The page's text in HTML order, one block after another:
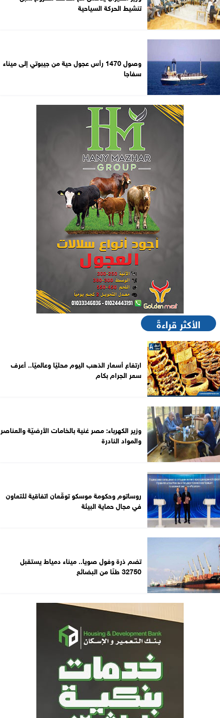
تنشيط الحركة السياحية
وصول 1470 رأس عجول حية من جيبوتي إلى ميناء
سفاجا
الأكثر قراءةً
ارتفاع أسعار الذهب اليوم محليًا وعالميًا.. أعرف
سعر الجرام بكام
وزير الكهرباء: مصر غنية بالخامات الأرضيّة والعناصر
والمواد النادرة
روساتوم وحكومة موسكو توقّعان اتفاقية للتعاون
في مجال حماية البيئة
تضم ذرة وفول صويا.. ميناء دمياط يستقبل
32750 طنًا من البضائع